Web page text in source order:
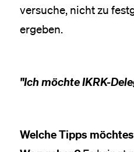
versuche, nicht zu
ergeben.
"Ich möchte IKRK-
Welche Tipps